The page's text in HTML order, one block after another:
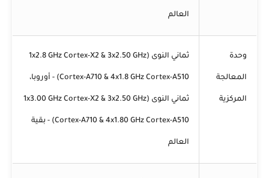
العالم
وحدة
المعالجة
المركزية
ثماني النوى (1x2.8 GHz Cortex-X2 & 3x2.50 GHz
Cortex-A710 & 4x1.8 GHz Cortex-A510) - أوروبا،
ثماني النوى (1x3.00 GHz Cortex-X2 & 3x2.50 GHz
Cortex-A710 & 4x1.80 GHz Cortex-A510) - بقية
العالم